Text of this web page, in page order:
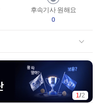
후속기사 원해요
0
1/2